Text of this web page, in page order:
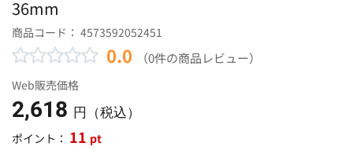
36mm
商品コード： 4573592052451
0.0 （0件の商品レビュー）
Web販売価格
2,618 円（税込）
ポイント： 11 pt